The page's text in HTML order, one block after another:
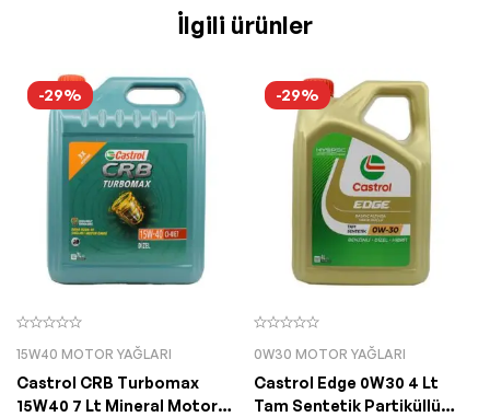
İlgili ürünler
-29%
15W40 MOTOR YAĞLARI
Castrol CRB Turbomax
15W40 7 Lt Mineral Motor
-29%
0W30 MOTOR YAĞLARI
Castrol Edge 0W30 4 Lt
Tam Sentetik Partiküllü